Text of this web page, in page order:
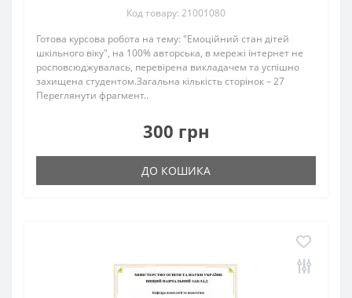
Код товару: 21001080
Готова курсова робота на тему: "Емоційний стан дітей
шкільного віку", на 100% авторська, в мережі інтернет не
росповсюджувалась, перевірена викладачем та успішно
захищена студентом.Загальна кількість сторінок – 27
Переглянути фрагмент..
300 грн
ДО КОШИКА